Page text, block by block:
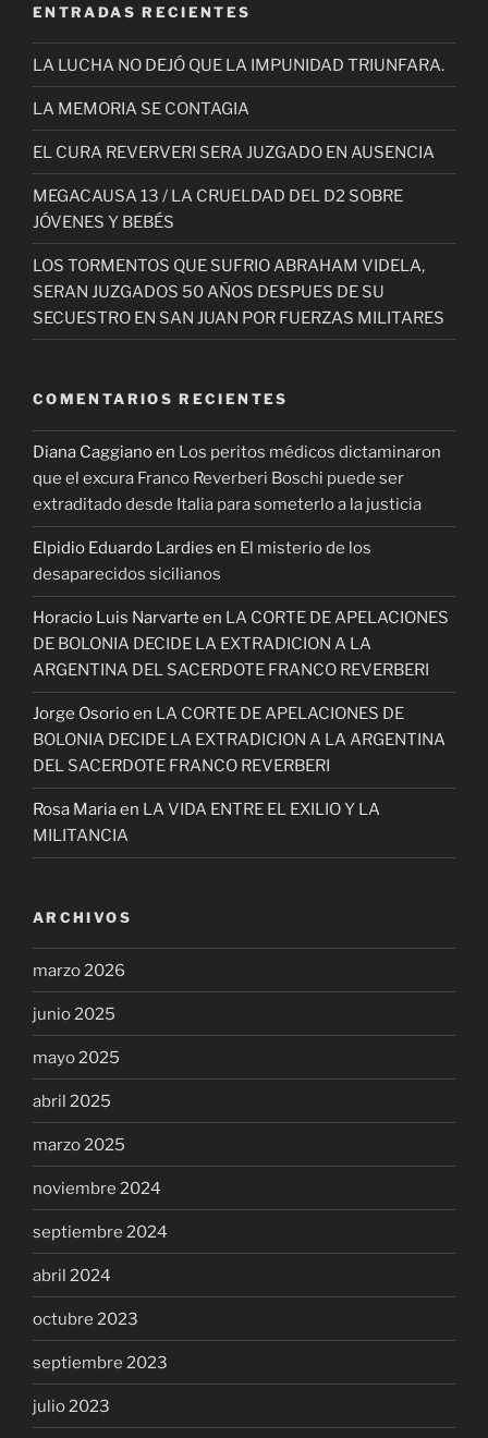
ENTRADAS RECIENTES
LA LUCHA NO DEJÓ QUE LA IMPUNIDAD TRIUNFARA.
LA MEMORIA SE CONTAGIA
EL CURA REVERVERI SERA JUZGADO EN AUSENCIA
MEGACAUSA 13 / LA CRUELDAD DEL D2 SOBRE
JÓVENES Y BEBÉS
LOS TORMENTOS QUE SUFRIO ABRAHAM VIDELA,
SERAN JUZGADOS 50 AÑOS DESPUES DE SU
SECUESTRO EN SAN JUAN POR FUERZAS MILITARES
COMENTARIOS RECIENTES
Diana Caggianoen Los peritos médicos dictaminaron
que el excura Franco Reverberi Boschi puede ser
extraditado desde Italia para someterlo a la justicia
Elpidio Eduardo Lardies en El misterio de los
desaparecidos sicilianos
Horacio Luis Narvarte en LA CORTE DE APELACIONES
DE BOLONIA DECIDE LA EXTRADICION A LA
ARGENTINA DEL SACERDOTE FRANCO REVERBERI
Jorge Osorioen LA CORTE DE APELACIONES DE
BOLONIA DECIDE LA EXTRADICION A LA ARGENTINA
DEL SACERDOTE FRANCO REVERBERI
Rosa Mariaen LA VIDA ENTRE EL EXILIO Y LA
MILITANCIA
ARCHIVOS
marzo 2026
junio 2025
mayo 2025
abril 2025
marzo 2025
noviembre 2024
septiembre 2024
abril 2024
octubre 2023
septiembre 2023
julio 2023